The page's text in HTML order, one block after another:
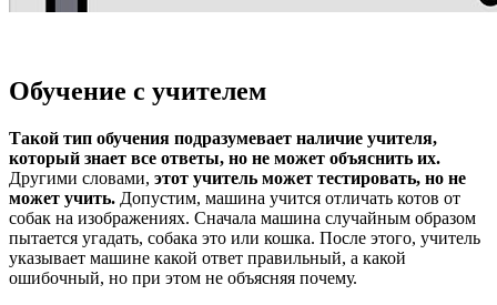
Обучение с учителем
Такой тип обучения подразумевает наличие учителя,
который знает все ответы, но не может объяснить их.
Другими словами, этот учитель может тестировать, но не
может учить. Допустим, машина учится отличать котов от
собак на изображениях. Сначала машина случайным образом
пытается угадать, собака это или кошка. После этого, учитель
указывает машине какой ответ правильный, а какой
ошибочный, но при этом не объясняя почему.